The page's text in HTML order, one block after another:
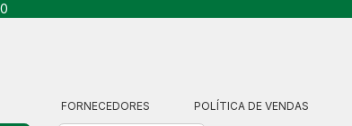
FORNECEDORES POLÍTICA DE VENDAS